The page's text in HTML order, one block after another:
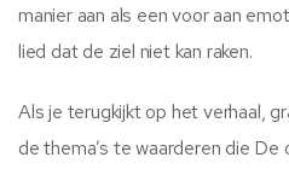
manier aan als een voor aan
lied dat de ziel niet kan raken.
Als je terugkijkt op het verhaal,
de thema’s te waarderen die De